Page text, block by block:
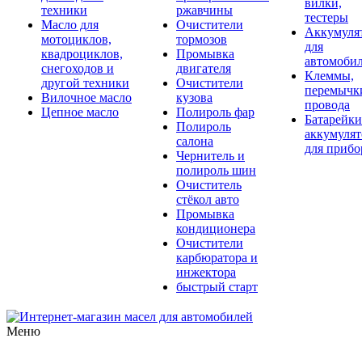
техники
Масло для
мотоциклов,
квадроциклов,
снегоходов и
другой техники
Вилочное масло
Цепное масло
ржавчины
Очистители
тормозов
Промывка
двигателя
Очистители
кузова
Полироль фар
Полироль
салона
Чернитель и
полироль шин
Очиститель
стёкол авто
Промывка
кондиционера
Очистители
карбюратора и
инжектора
быстрый старт
вилки,
тестеры
для
Клеммы,
провода
для
Меню